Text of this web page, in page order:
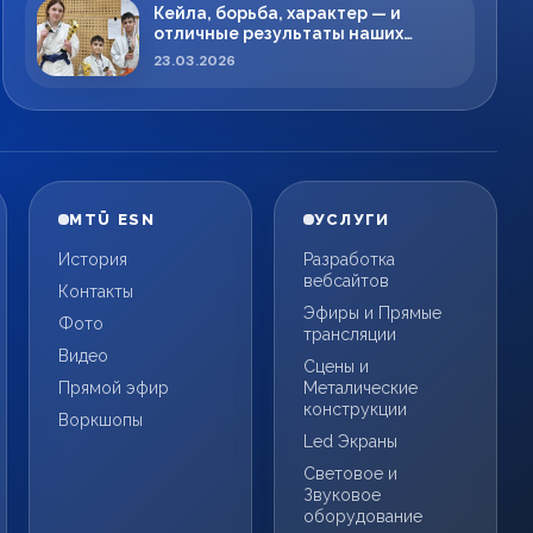
Кейла, борьба, характер — и
отличные результаты наших
спортсменов!
23.03.2026
MTÜ ESN
История
Контакты
Фото
Видео
Прямой эфир
Воркшопы
УСЛУГИ
Разработка
вебсайтов
Эфиры и Прямые
трансляции
Сцены и
Металические
конструкции
Led Экраны
Световое и
Звуковое
оборудование